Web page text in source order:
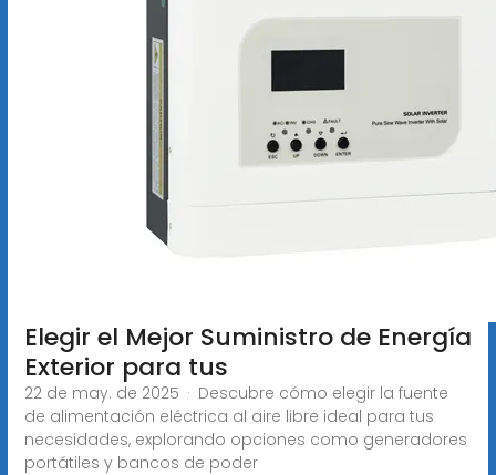
Elegir el Mejor Suministro de Energía
Exterior para tus
22 de may. de 2025 · Descubre cómo elegir la fuente
de alimentación eléctrica al aire libre ideal para tus
necesidades, explorando opciones como generadores
portátiles y bancos de poder